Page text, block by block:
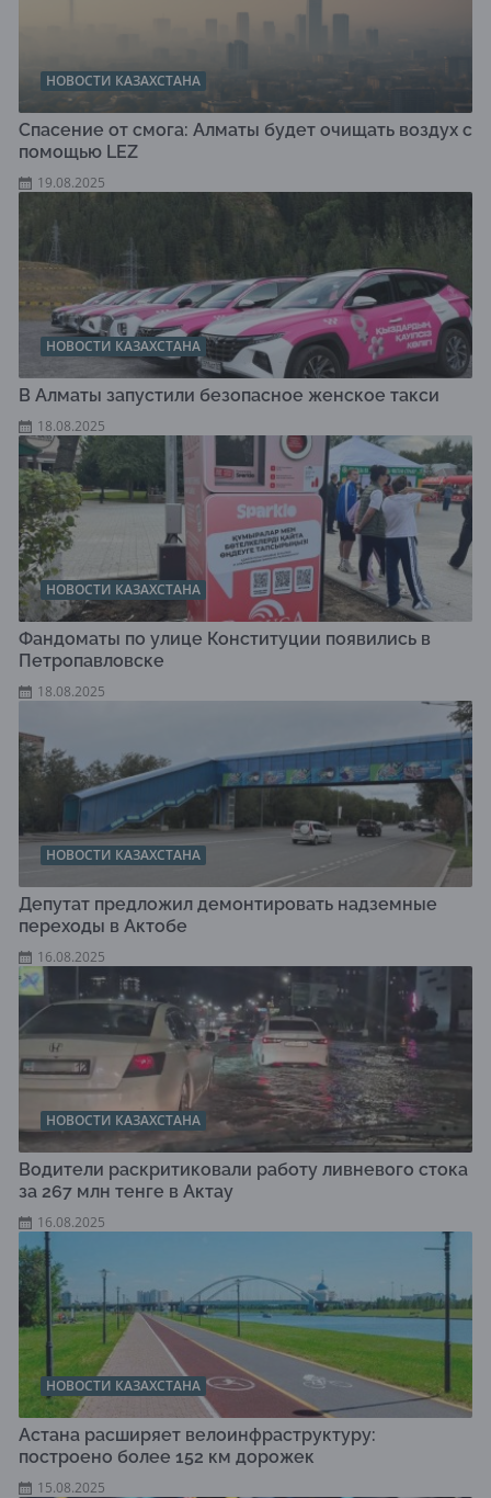
НОВОСТИ КАЗАХСТАНА
Спасение от смога: Алматы будет очищать воздух с
помощью LEZ
19.08.2025
НОВОСТИ КАЗАХСТАНА
В Алматы запустили безопасное женское такси
18.08.2025
НОВОСТИ КАЗАХСТАНА
Фандоматы по улице Конституции появились в
Петропавловске
18.08.2025
НОВОСТИ КАЗАХСТАНА
Депутат предложил демонтировать надземные
переходы в Актобе
16.08.2025
НОВОСТИ КАЗАХСТАНА
Водители раскритиковали работу ливневого стока
за 267 млн тенге в Актау
16.08.2025
НОВОСТИ КАЗАХСТАНА
Астана расширяет велоинфраструктуру:
построено более 152 км дорожек
15.08.2025